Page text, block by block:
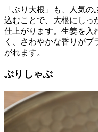
「ぶり大根」も、人気
込むことで、大根にしっ
仕上がります。生姜を入
く、さわやかな香りが
がれます。
ぶりしゃぶ